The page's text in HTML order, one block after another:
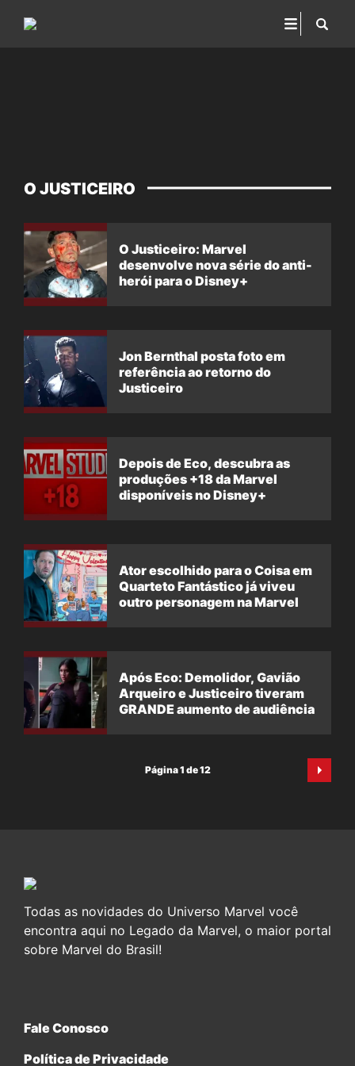
O JUSTICEIRO
O Justiceiro: Marvel
desenvolve nova série do anti-
herói para o Disney+
Jon Bernthal posta foto em
referência ao retorno do
Justiceiro
Depois de Eco, descubra as
produções +18 da Marvel
disponíveis no Disney+
Ator escolhido para o Coisa em
Quarteto Fantástico já viveu
outro personagem na Marvel
Após Eco: Demolidor, Gavião
Arqueiro e Justiceiro tiveram
GRANDE aumento de audiência
Página 1 de 12
Todas as novidades do Universo Marvel você
encontra aqui no Legado da Marvel, o maior portal
sobre Marvel do Brasil!
Fale Conosco
Política de Privacidade